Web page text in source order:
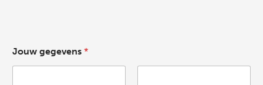
Jouw gegevens *